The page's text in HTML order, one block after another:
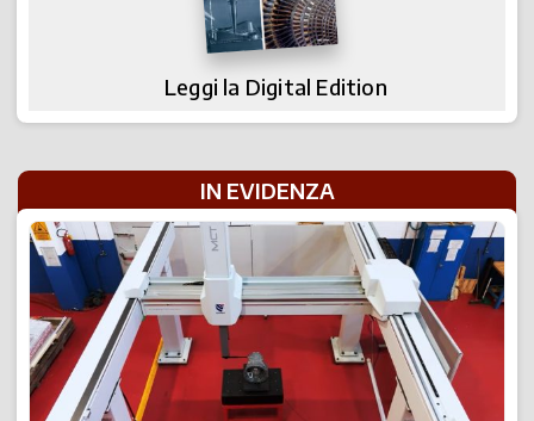
Leggi la Digital Edition
IN EVIDENZA